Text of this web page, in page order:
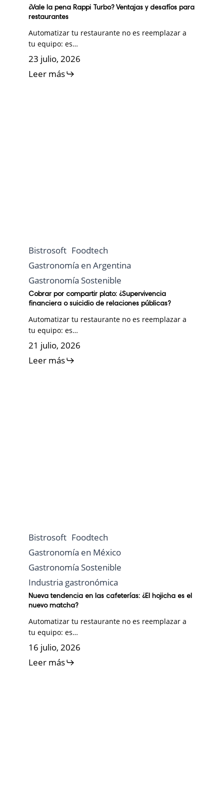
¿Vale la pena Rappi Turbo? Ventajas y desafíos para
restaurantes
Automatizar tu restaurante no es reemplazar a
tu equipo: es…
23 julio, 2026
Leer más
Bistrosoft Foodtech
Gastronomía en Argentina
Gastronomía Sostenible
Cobrar por compartir plato: ¿Supervivencia
financiera o suicidio de relaciones públicas?
Automatizar tu restaurante no es reemplazar a
tu equipo: es…
21 julio, 2026
Leer más
Bistrosoft Foodtech
Gastronomía en México
Gastronomía Sostenible
Industria gastronómica
Nueva tendencia en las cafeterías: ¿El hojicha es el
nuevo matcha?
Automatizar tu restaurante no es reemplazar a
tu equipo: es…
16 julio, 2026
Leer más